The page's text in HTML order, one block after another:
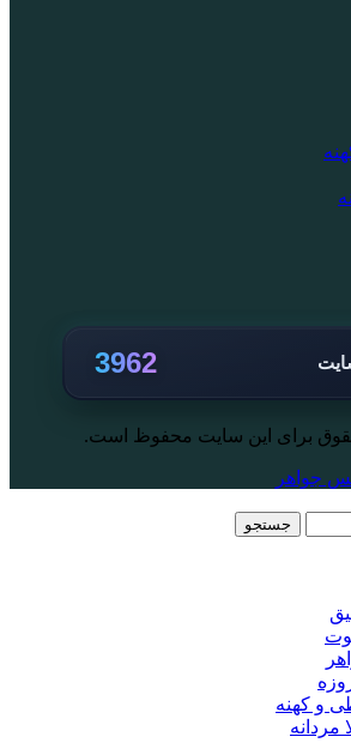
3962
برای این سایت محفوظ است.
جواهر
جستجو
و کهنه
مردانه